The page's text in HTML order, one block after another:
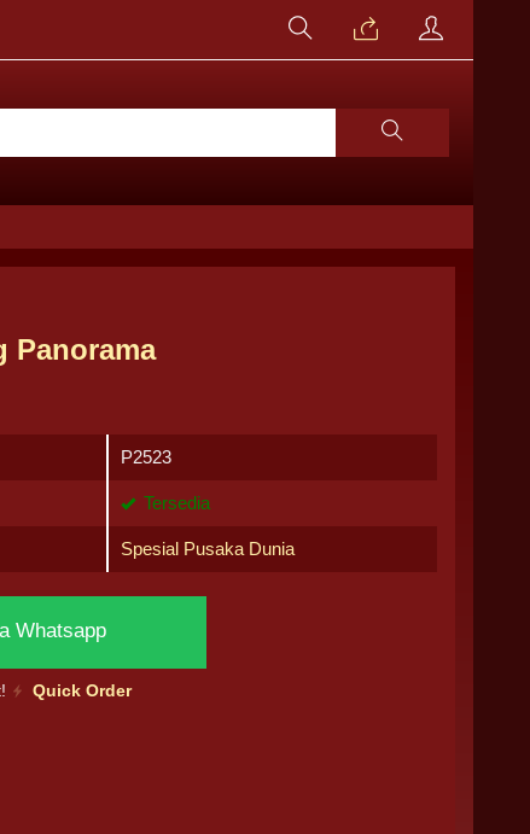
Panorama
P2523
Tersedia
Spesial Pusaka Dunia
Whatsapp
Quick Order